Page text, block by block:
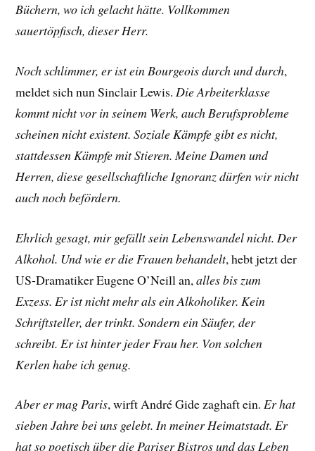
Büchern, wo ich gelacht hätte. Vollkommen
sauertöpfisch, dieser Herr.
Noch schlimmer, er ist ein Bourgeois durch und durch,
meldet sich nun Sinclair Lewis.Die Arbeiterklasse
kommt nicht vor in seinem Werk, auch Berufsprobleme
scheinen nicht existent. Soziale Kämpfe gibt es nicht,
stattdessen Kämpfe mit Stieren. Meine Damen und
Herren, diese gesellschaftliche Ignoranz dürfen wir nicht
auch noch befördern.
Ehrlich gesagt, mir gefällt sein Lebenswandel nicht. Der
Alkohol. Und wie er die Frauen behandelt, hebt jetzt der
US-DramatikerEugene O’Neillan,alles bis zum
Exzess. Er ist nicht mehr als ein Alkoholiker. Kein
Schriftsteller, der trinkt. Sondern ein Säufer, der
schreibt. Er ist hinter jeder Frau her. Von solchen
Kerlen habe ich genug.
Aber er mag Paris, wirft André Gide zaghaft ein.Er hat
sieben Jahre bei uns gelebt. In meiner Heimatstadt. Er
hat so poetisch über die Pariser Bistros und das Leben